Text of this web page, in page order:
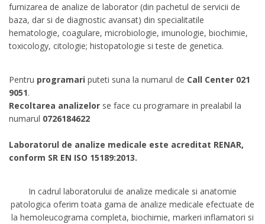
furnizarea de analize de laborator (din pachetul de servicii de
baza, dar si de diagnostic avansat) din specialitatile
hematologie, coagulare, microbiologie, imunologie, biochimie,
toxicology, citologie; histopatologie si teste de genetica.
Pentru programari puteti suna la numarul de Call Center 021
9051.
Recoltarea analizelor se face cu programare in prealabil la
numarul 0726184622
Laboratorul de analize medicale este acreditat RENAR,
conform SR EN ISO 15189:2013.
In cadrul laboratorului de analize medicale si anatomie
patologica oferim toata gama de analize medicale efectuate de
la hemoleucograma completa, biochimie, markeri inflamatori si